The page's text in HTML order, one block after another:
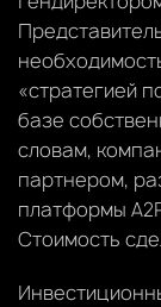
«стратегией
базе
словам,
партнером,
платформы
Стоимость